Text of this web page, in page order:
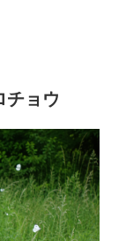
ョウ